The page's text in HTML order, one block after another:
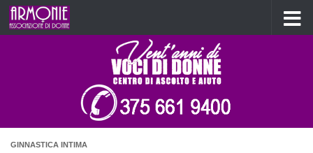
Salta al contenuto
GINNASTICA INTIMA